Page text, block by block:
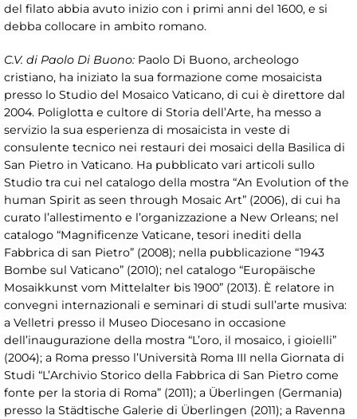
del filato abbia avuto inizio con i primi anni del 1600, e si
debba collocare in ambito romano.
C.V. di Paolo Di Buono: Paolo Di Buono, archeologo
cristiano, ha iniziato la sua formazione come mosaicista
presso lo Studio del Mosaico Vaticano, di cui è direttore dal
2004. Poliglotta e cultore di Storia dell’Arte, ha messo a
servizio la sua esperienza di mosaicista in veste di
consulente tecnico nei restauri dei mosaici della Basilica di
San Pietro in Vaticano. Ha pubblicato vari articoli sullo
Studio tra cui nel catalogo della mostra “An Evolution of the
human Spirit as seen through Mosaic Art” (2006), di cui ha
curato l’allestimento e l’organizzazione a New Orleans; nel
catalogo “Magnificenze Vaticane, tesori inediti della
Fabbrica di san Pietro” (2008); nella pubblicazione “1943
Bombe sul Vaticano” (2010); nel catalogo “Europäische
Mosaikkunst vom Mittelalter bis 1900” (2013). È relatore in
convegni internazionali e seminari di studi sull’arte musiva:
a Velletri presso il Museo Diocesano in occasione
dell’inaugurazione della mostra “L’oro, il mosaico, i gioielli”
(2004); a Roma presso l’Università Roma III nella Giornata di
Studi “L’Archivio Storico della Fabbrica di San Pietro come
fonte per la storia di Roma” (2011); a Überlingen (Germania)
presso la Städtische Galerie di Überlingen (2011); a Ravenna